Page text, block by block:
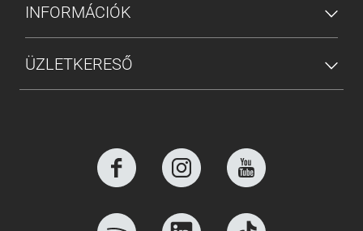
INFORMÁCIÓK
ÜZLETKERESŐ